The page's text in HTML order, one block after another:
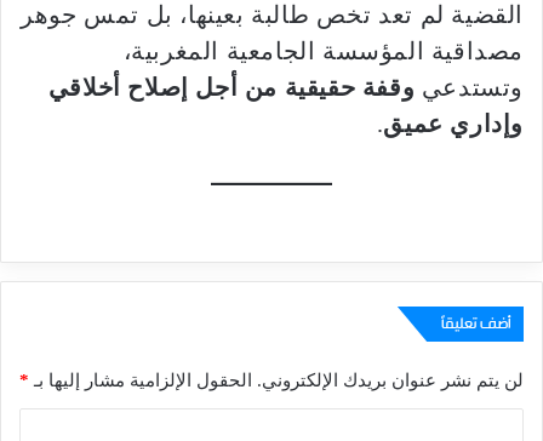
القضية لم تعد تخص طالبة بعينها، بل تمس جوهر
مصداقية المؤسسة الجامعية المغربية،
وتستدعي وقفة حقيقية من أجل إصلاح أخلاقي
وإداري عميق.
أضف تعليقاً
لن يتم نشر عنوان بريدك الإلكتروني. الحقول الإلزامية مشار إليها بـ *